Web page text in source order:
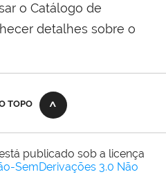
o Catálogo de
detalhes sobre o
TOPO
publicado sob a licença
SemDerivações 3.0 Não